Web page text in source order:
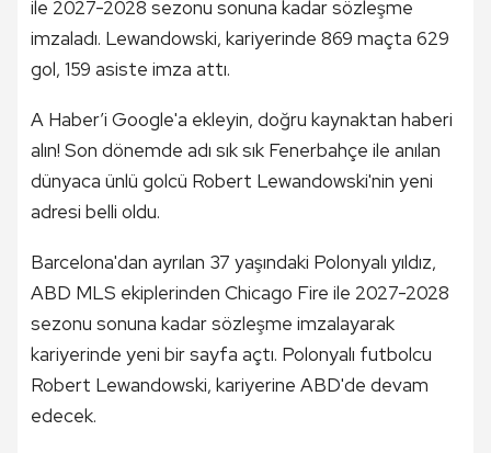
ile 2027-2028 sezonu sonuna kadar sözleşme
imzaladı. Lewandowski, kariyerinde 869 maçta 629
gol, 159 asiste imza attı.
A Haber’i Google'a ekleyin, doğru kaynaktan haberi
alın! Son dönemde adı sık sık Fenerbahçe ile anılan
dünyaca ünlü golcü Robert Lewandowski'nin yeni
adresi belli oldu.
Barcelona'dan ayrılan 37 yaşındaki Polonyalı yıldız,
ABD MLS ekiplerinden Chicago Fire ile 2027-2028
sezonu sonuna kadar sözleşme imzalayarak
kariyerinde yeni bir sayfa açtı. Polonyalı futbolcu
Robert Lewandowski, kariyerine ABD'de devam
edecek.